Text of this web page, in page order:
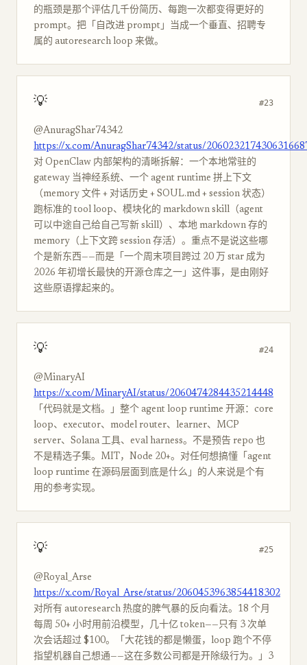
的瓶颈是那个评估几千份简历、每跑一次都变得更好的
prompt。把「自改进 prompt」当成一个垂直、招聘专
属的 autoresearch loop 来做。
💡 #23
@AnuragShar74342
https://x.com/AnuragShar74342/status/
对 OpenClaw 内部架构的清晰拆解：一个本地常驻的
gateway 当神经系统、一个 agent runtime 拼上下文
（memory 文件 + 对话历史 + SOUL.md + session 状态）
跑标准的 tool loop、模块化的 markdown skill（agent
可以中途自己给自己写新 skill）、本地 markdown 存的
memory（上下文跨 session 存活）。重点不是说这些哪
个是新东西——而是「一个周末项目跨过 20 万 star 成为
2026 年初增长最快的开源仓库之一」这件事，是由刚好
这些原语撑起来的。
💡 #24
@MinaryAI
https://x.com/MinaryAI/status/2060474284435214448
「代码就是文档。」整个 agent loop runtime 开源：core
loop、executor、model router、learner、MCP
server、Solana 工具、eval harness。不是预告 repo 也
不是精选子集。MIT，Node 20+。对任何想搞懂「agent
loop runtime 在源码层面到底是什么」的人来说是个有
用的参考实现。
💡 #25
@Royal_Arse
https://x.com/Royal_Arse/status/2060453963854418302
对所有 autoresearch 热度的脾气暴的反向看法。18 个月
每周 50+ 小时用前沿模型，几十亿 token——只有 3 次单
次会话超过 $100。「大花钱的都是懒蛋，loop 跑个不停
指望机器自己想通——这在多数公司都是开除级行为。」3